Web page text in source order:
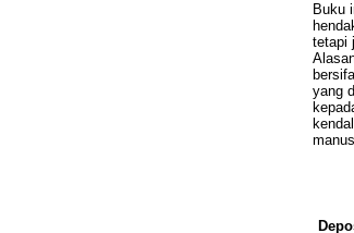
Buku
tetapi
yang